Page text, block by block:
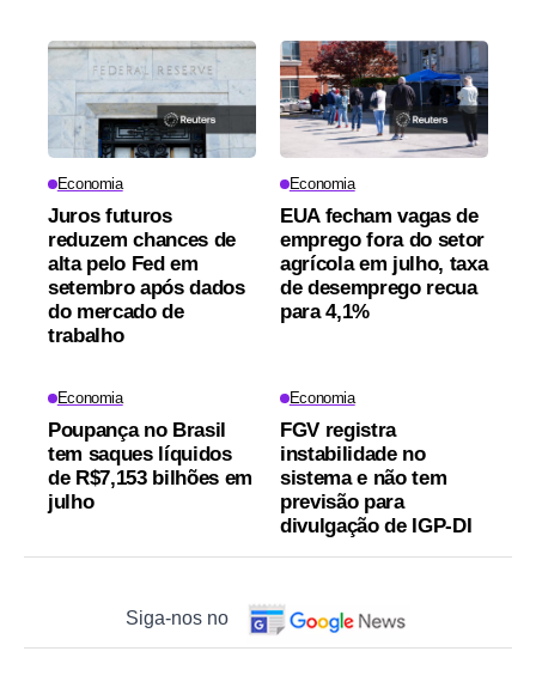
Economia
Juros futuros
reduzem chances de
alta pelo Fed em
setembro após dados
do mercado de
trabalho
Economia
EUA fecham vagas de
emprego fora do setor
agrícola em julho, taxa
de desemprego recua
para 4,1%
Economia
Poupança no Brasil
tem saques líquidos
de R$7,153 bilhões em
julho
Economia
FGV registra
instabilidade no
sistema e não tem
previsão para
divulgação de IGP-DI
Siga-nos no